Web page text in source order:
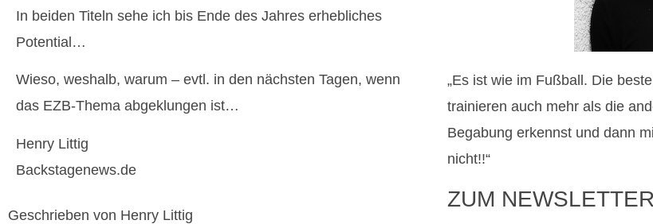
In beiden Titeln sehe ich bis Ende des Jahres erhebliches
Potential…
Wieso, weshalb, warum – evtl. in den nächsten Tagen, wenn
das EZB-Thema abgeklungen ist…
Henry Littig
Backstagenews.de
Geschrieben von Henry Littig
„Es ist wie im Fußball. Die
trainieren auch mehr als die
Begabung erkennst und dann
nicht!!“
ZUM